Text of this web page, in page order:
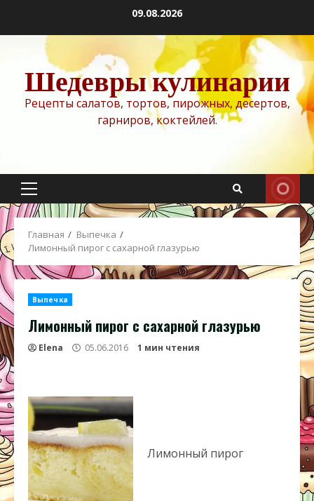
содержимому
09.08.2026
Шедевры кулинарии
Рецепты салатов, тортов, пирожных, десертов,
гарниров, коктейлей.
Основное
меню
Главная
Выпечка
Лимонный пирог с сахарной глазурью
Выпечка
Лимонный пирог с сахарной глазурью
Elena 05.06.2016 1 мин чтения
Лимонный пирог